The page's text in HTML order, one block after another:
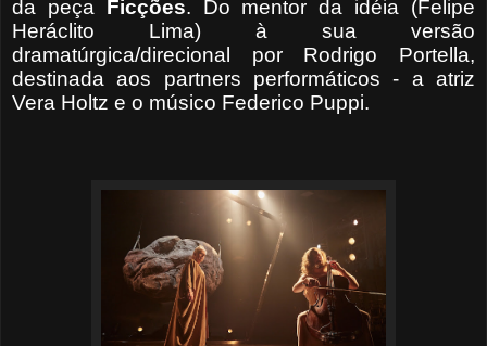
da peça Ficções. Do mentor da idéia (Felipe
Heráclito Lima) à sua versão
dramatúrgica/direcional por Rodrigo Portella,
destinada aos partners performáticos - a atriz
Vera Holtz e o músico Federico Puppi.